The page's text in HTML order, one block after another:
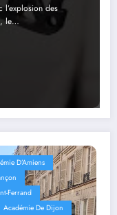
l’explosion des
le…
D’Amiens
Ferrand
Académie De Dijon